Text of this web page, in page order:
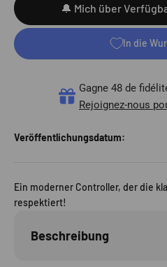
🔔 Mich über
In die
Gagne 48 de
Rejoignez-nous
Veröffentlichungsdatum:
Ein moderner Controller, der die
respektiert!
Beschreibung